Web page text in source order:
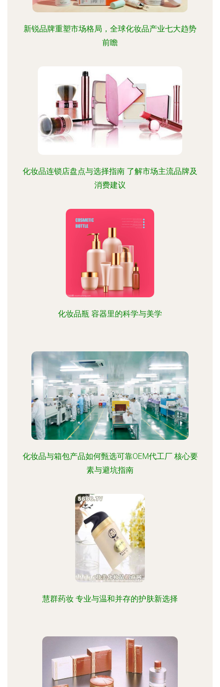
新锐品牌重塑市场格局，全球化妆品产业七大趋势
前瞻
化妆品连锁店盘点与选择指南 了解市场主流品牌及
消费建议
化妆品瓶 容器里的科学与美学
化妆品与箱包产品如何甄选可靠OEM代工厂 核心要
素与避坑指南
慧群药妆 专业与温和并存的护肤新选择